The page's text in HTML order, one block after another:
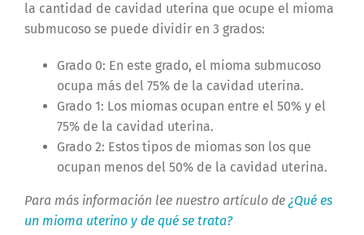
la cantidad de cavidad uterina que ocupe el mioma
submucoso se puede dividir en 3 grados:
Grado 0: En este grado, el mioma submucoso
ocupa más del 75% de la cavidad uterina.
Grado 1: Los miomas ocupan entre el 50% y el
75% de la cavidad uterina.
Grado 2: Estos tipos de miomas son los que
ocupan menos del 50% de la cavidad uterina.
Para más información lee nuestro artículo de ¿Qué es
un mioma uterino y de qué se trata?